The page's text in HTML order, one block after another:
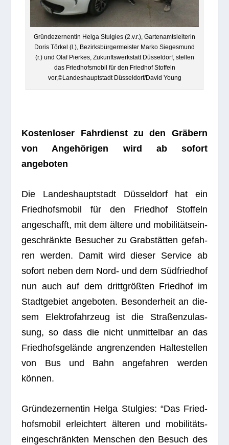
Grün­de­zer­nen­tin Helga Stul­gies (2.v.r.), Gar­ten­amts­lei­te­rin
Doris Tör­kel (l.), Bezirks­bür­ger­meis­ter Marko Sie­ges­mund
(r.) und Olaf Pier­kes, Zukunfts­werk­statt Düs­sel­dorf, stel­len
das Fried­hofs­mo­bil für den Fried­hof Stof­feln
vor,©Landeshauptstadt Düsseldorf/David Young
Kos­ten­lo­ser Fahr­dienst zu den Grä­bern
von Ange­hö­ri­gen wird ab sofort
angeboten
Die Lan­des­haupt­stadt Düs­sel­dorf hat ein
Fried­hofs­mo­bil für den Fried­hof Stof­feln
ange­schafft, mit dem ältere und mobi­li­täts­ein­
ge­schränkte Besu­cher zu Grab­stät­ten gefah­
ren wer­den. Damit wird die­ser Ser­vice ab
sofort neben dem Nord- und dem Süd­fried­hof
nun auch auf dem dritt­größ­ten Fried­hof im
Stadt­ge­biet ange­bo­ten. Beson­der­heit an die­
sem Elek­tro­fahr­zeug ist die Stra­ßen­zu­las­
sung, so dass die nicht unmit­tel­bar an das
Fried­hofs­ge­lände angren­zen­den Hal­te­stel­len
von Bus und Bahn ange­fah­ren wer­den
können.
Grün­de­zer­nen­tin Helga Stul­gies: “Das Fried­
hofs­mo­bil erleich­tert älte­ren und mobi­li­täts­
ein­ge­schränk­ten Men­schen den Besuch des